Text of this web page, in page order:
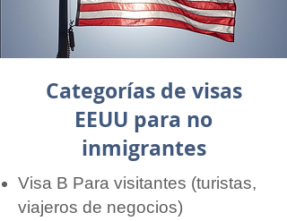
Categorías de visas
EEUU para no
inmigrantes
Visa B Para visitantes (turistas,
viajeros de negocios)